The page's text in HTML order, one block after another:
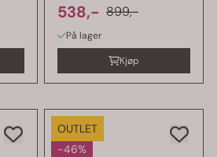
538,- 899,-
På lager
Kjøp
OUTLET
-46%